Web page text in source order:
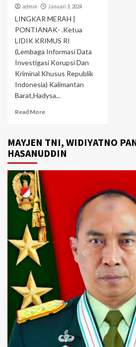
admin Januari 3, 2024
LINGKAR MERAH |
PONTIANAK- .Ketua
LIDIK KRIMUS RI
(Lembaga Informasi Data
Investigasi Korupsi Dan
Kriminal Khusus Republik
Indonesia) Kalimantan
Barat,Hadysa...
Read More
MAYJEN TNI, WIDIYATNO
HASANUDDIN